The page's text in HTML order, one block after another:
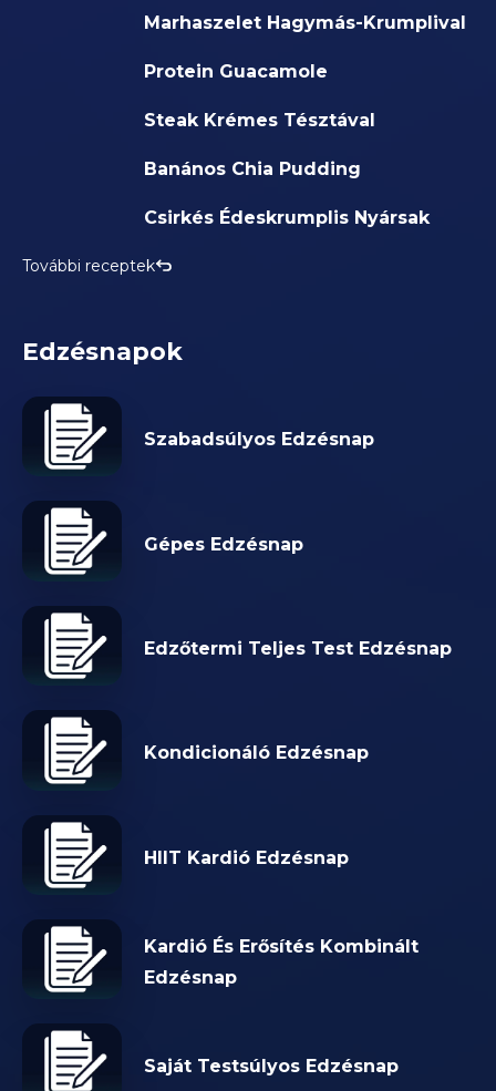
Marhaszelet Hagymás-Krumplival
Protein Guacamole
Steak Krémes Tésztával
Banános Chia Pudding
Csirkés Édeskrumplis Nyársak
További receptek
Edzésnapok
Szabadsúlyos Edzésnap
Gépes Edzésnap
Edzőtermi Teljes Test Edzésnap
Kondicionáló Edzésnap
HIIT Kardió Edzésnap
Kardió És Erősítés Kombinált
Edzésnap
Saját Testsúlyos Edzésnap